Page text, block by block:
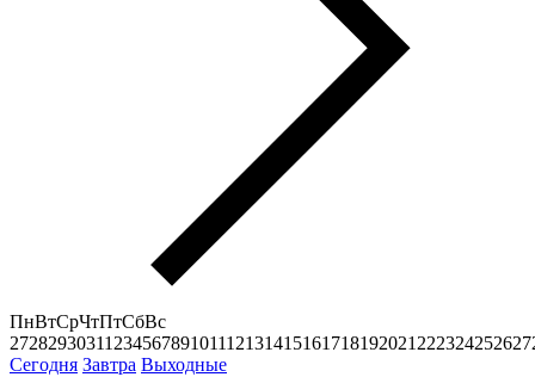
ПнВтСрЧтПтСбВс
27282930311 23456789101112131415161718192021 222324252627
Сегодня Завтра Выходные